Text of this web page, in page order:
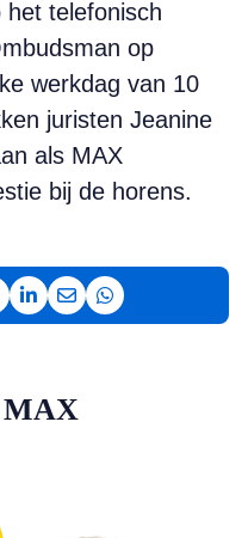
het telefonisch
op
werkdag van 10
juristen Jeanine
als MAX
bij de horens.
op Facebook
Deel op LinkedIn
Deel via e-mail
Deel via
MAX